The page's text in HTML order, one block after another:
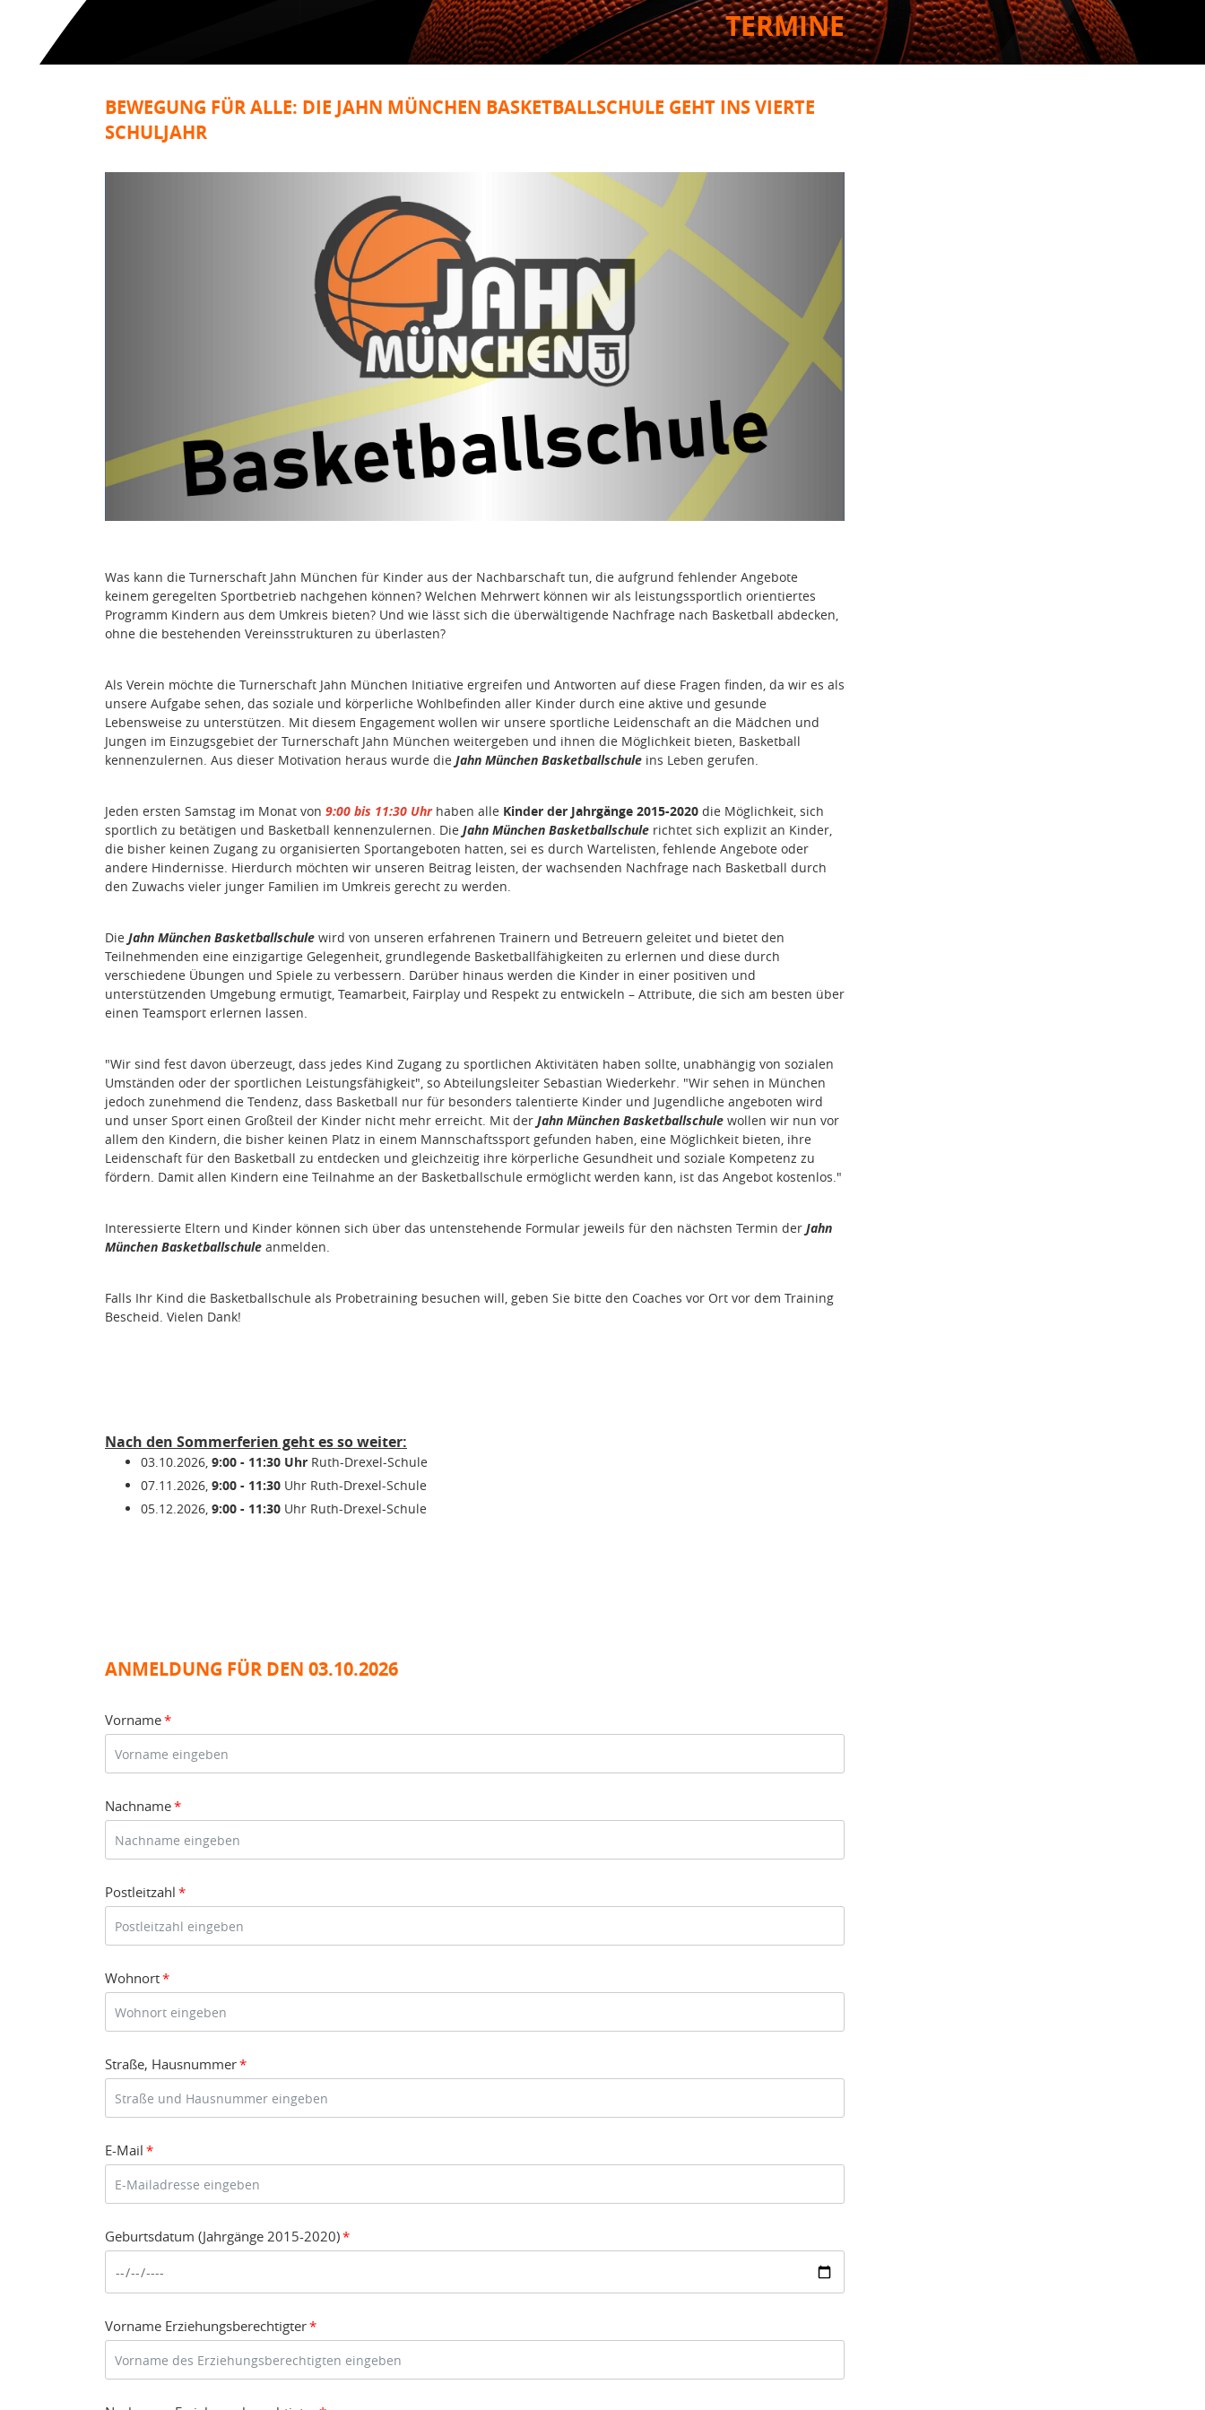
TERMINE
BEWEGUNG FÜR ALLE: DIE JAHN MÜNCHEN BASKETBALLSCHULE GEHT INS VIERTE
SCHULJAHR
Was kann die Turnerschaft Jahn München für Kinder aus der Nachbarschaft tun, die aufgrund fehlender Angebote
keinem geregelten Sportbetrieb nachgehen können? Welchen Mehrwert können wir als leistungssportlich orientiertes
Programm Kindern aus dem Umkreis bieten? Und wie lässt sich die überwältigende Nachfrage nach Basketball abdecken,
ohne die bestehenden Vereinsstrukturen zu überlasten?
Als Verein möchte die Turnerschaft Jahn München Initiative ergreifen und Antworten auf diese Fragen finden, da wir es als
unsere Aufgabe sehen, das soziale und körperliche Wohlbefinden aller Kinder durch eine aktive und gesunde
Lebensweise zu unterstützen. Mit diesem Engagement wollen wir unsere sportliche Leidenschaft an die Mädchen und
Jungen im Einzugsgebiet der Turnerschaft Jahn München weitergeben und ihnen die Möglichkeit bieten, Basketball
kennenzulernen. Aus dieser Motivation heraus wurde die Jahn München Basketballschule ins Leben gerufen.
Jeden ersten Samstag im Monat von 9:00 bis 11:30 Uhrhaben alle Kinder der Jahrgänge 2015-2020 die Möglichkeit, sich
sportlich zu betätigen und Basketball kennenzulernen. Die Jahn München Basketballschule richtet sich explizit an Kinder,
die bisher keinen Zugang zu organisierten Sportangeboten hatten, sei es durch Wartelisten, fehlende Angebote oder
andere Hindernisse. Hierdurch möchten wir unseren Beitrag leisten, der wachsenden Nachfrage nach Basketball durch
den Zuwachs vieler junger Familien im Umkreis gerecht zu werden.
Die Jahn München Basketballschule wird von unseren erfahrenen Trainern und Betreuern geleitet und bietet den
Teilnehmenden eine einzigartige Gelegenheit, grundlegende Basketballfähigkeiten zu erlernen und diese durch
verschiedene Übungen und Spiele zu verbessern. Darüber hinaus werden die Kinder in einer positiven und
unterstützenden Umgebung ermutigt, Teamarbeit, Fairplay und Respekt zu entwickeln – Attribute, die sich am besten über
einen Teamsport erlernen lassen.
"Wir sind fest davon überzeugt, dass jedes Kind Zugang zu sportlichen Aktivitäten haben sollte, unabhängig von sozialen
Umständen oder der sportlichen Leistungsfähigkeit", so Abteilungsleiter Sebastian Wiederkehr. "Wir sehen in München
jedoch zunehmend die Tendenz, dass Basketball nur für besonders talentierte Kinder und Jugendliche angeboten wird
und unser Sport einen Großteil der Kinder nicht mehr erreicht. Mit der Jahn München Basketballschule wollen wir nun vor
allem den Kindern, die bisher keinen Platz in einem Mannschaftssport gefunden haben, eine Möglichkeit bieten, ihre
Leidenschaft für den Basketball zu entdecken und gleichzeitig ihre körperliche Gesundheit und soziale Kompetenz zu
fördern. Damit allen Kindern eine Teilnahme an der Basketballschule ermöglicht werden kann, ist das Angebot kostenlos."
Interessierte Eltern und Kinder können sich über das untenstehende Formular jeweils für den nächsten Termin der Jahn
München Basketballschule anmelden.
Falls Ihr Kind die Basketballschule als Probetraining besuchen will, geben Sie bitte den Coaches vor Ort vor dem Training
Bescheid. Vielen Dank!
Nach den Sommerferien geht es so weiter:
03.10.2026, 9:00 - 11:30 Uhr Ruth-Drexel-Schule
07.11.2026, 9:00 - 11:30 Uhr Ruth-Drexel-Schule
05.12.2026, 9:00 - 11:30 Uhr Ruth-Drexel-Schule
ANMELDUNG FÜR DEN 03.10.2026
Vorname*
Nachname*
Postleitzahl *
Wohnort*
Straße, Hausnummer*
E-Mail *
Geburtsdatum (Jahrgänge 2015-2020)*
Vorname Erziehungsberechtigter*